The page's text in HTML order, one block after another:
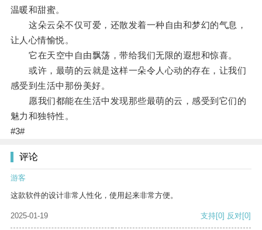
温暖和甜蜜。
这朵云朵不仅可爱，还散发着一种自由和梦幻的气息，
让人心情愉悦。
它在天空中自由飘荡，带给我们无限的遐想和惊喜。
或许，最萌的云就是这样一朵令人心动的存在，让我们
感受到生活中那份美好。
愿我们都能在生活中发现那些最萌的云，感受到它们的
魅力和独特性。
#3#
评论
游客
这款软件的设计非常人性化，使用起来非常方便。
2025-01-19 支持[0] 反对[0]